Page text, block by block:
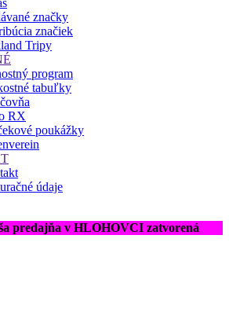
značky
značiek
Tripy
program
tabuľky
RX
poukážky
údaje
predajňa v HLOHOVCI zatvorená